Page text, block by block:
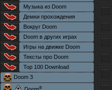
Музыка из Doom
Демки прохождения
Вокруг Doom
Doom в других играх
Игры на движке Doom
Тексты про Doom
Top 100 Download
Doom 3
®